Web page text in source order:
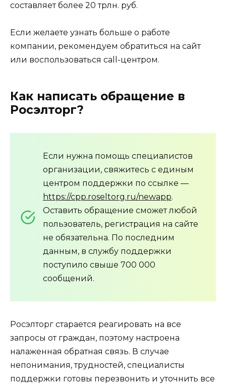
составляет более 20 трлн. руб.
Если желаете узнать больше о работе
компании, рекомендуем обратиться на сайт
или воспользоваться call-центром.
Как написать обращение в
Росэлторг?
Если нужна помощь специалистов
организации, свяжитесь с единым
центром поддержки по ссылке —
https://cpp.roseltorg.ru/newapp.
Оставить обращение сможет любой
пользователь, регистрация на сайте
не обязательна. По последним
данным, в службу поддержки
поступило свыше 700 000
сообщений.
Росэлторг старается реагировать на все
запросы от граждан, поэтому настроена
налаженная обратная связь. В случае
непонимания, трудностей, специалисты
поддержки готовы перезвонить и уточнить все